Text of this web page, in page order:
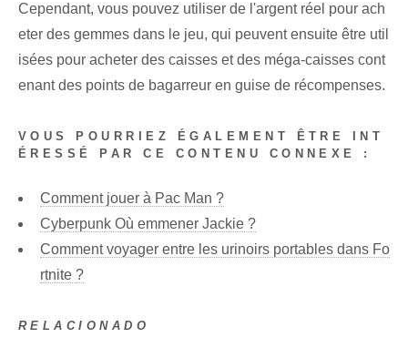
Cependant, vous pouvez utiliser de l'argent réel pour ach
eter des gemmes dans le jeu, qui peuvent ensuite être util
isées pour acheter des caisses et des méga-caisses cont
enant des points de bagarreur en guise de récompenses.
VOUS POURRIEZ ÉGALEMENT ÊTRE INT
ÉRESSÉ PAR CE CONTENU CONNEXE :
Comment jouer à Pac Man ?
Cyberpunk Où emmener Jackie ?
Comment voyager entre les urinoirs portables dans Fo
rtnite ?
RELACIONADO